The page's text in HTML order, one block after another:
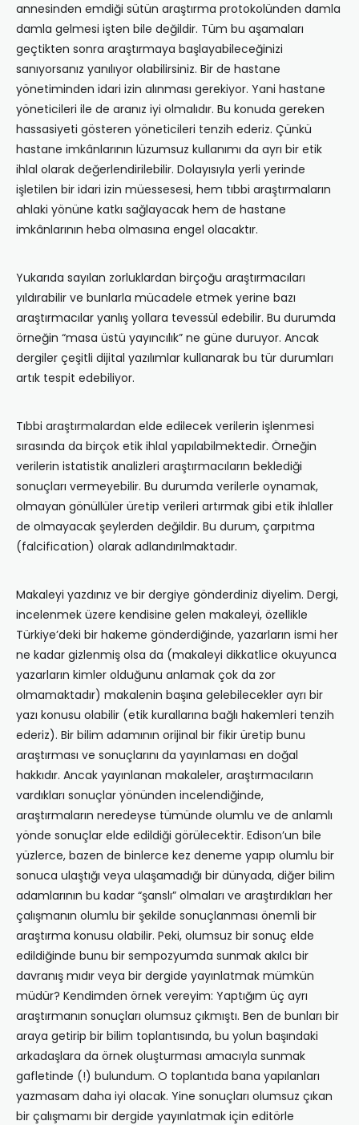
annesinden emdiği sütün araştırma protokolünden damla
damla gelmesi işten bile değildir. Tüm bu aşamaları
geçtikten sonra araştırmaya başlayabileceğinizi
sanıyorsanız yanılıyor olabilirsiniz. Bir de hastane
yönetiminden idari izin alınması gerekiyor. Yani hastane
yöneticileri ile de aranız iyi olmalıdır. Bu konuda gereken
hassasiyeti gösteren yöneticileri tenzih ederiz. Çünkü
hastane imkânlarının lüzumsuz kullanımı da ayrı bir etik
ihlal olarak değerlendirilebilir. Dolayısıyla yerli yerinde
işletilen bir idari izin müessesesi, hem tıbbi araştırmaların
ahlaki yönüne katkı sağlayacak hem de hastane
imkânlarının heba olmasına engel olacaktır.
Yukarıda sayılan zorluklardan birçoğu araştırmacıları
yıldırabilir ve bunlarla mücadele etmek yerine bazı
araştırmacılar yanlış yollara tevessül edebilir. Bu durumda
örneğin “masa üstü yayıncılık” ne güne duruyor. Ancak
dergiler çeşitli dijital yazılımlar kullanarak bu tür durumları
artık tespit edebiliyor.
Tıbbi araştırmalardan elde edilecek verilerin işlenmesi
sırasında da birçok etik ihlal yapılabilmektedir. Örneğin
verilerin istatistik analizleri araştırmacıların beklediği
sonuçları vermeyebilir. Bu durumda verilerle oynamak,
olmayan gönüllüler üretip verileri artırmak gibi etik ihlaller
de olmayacak şeylerden değildir. Bu durum, çarpıtma
(falcification) olarak adlandırılmaktadır.
Makaleyi yazdınız ve bir dergiye gönderdiniz diyelim. Dergi,
incelenmek üzere kendisine gelen makaleyi, özellikle
Türkiye’deki bir hakeme gönderdiğinde, yazarların ismi her
ne kadar gizlenmiş olsa da (makaleyi dikkatlice okuyunca
yazarların kimler olduğunu anlamak çok da zor
olmamaktadır) makalenin başına gelebilecekler ayrı bir
yazı konusu olabilir (etik kurallarına bağlı hakemleri tenzih
ederiz). Bir bilim adamının orijinal bir fikir üretip bunu
araştırması ve sonuçlarını da yayınlaması en doğal
hakkıdır. Ancak yayınlanan makaleler, araştırmacıların
vardıkları sonuçlar yönünden incelendiğinde,
araştırmaların neredeyse tümünde olumlu ve de anlamlı
yönde sonuçlar elde edildiği görülecektir. Edison’un bile
yüzlerce, bazen de binlerce kez deneme yapıp olumlu bir
sonuca ulaştığı veya ulaşamadığı bir dünyada, diğer bilim
adamlarının bu kadar “şanslı” olmaları ve araştırdıkları her
çalışmanın olumlu bir şekilde sonuçlanması önemli bir
araştırma konusu olabilir. Peki, olumsuz bir sonuç elde
edildiğinde bunu bir sempozyumda sunmak akılcı bir
davranış mıdır veya bir dergide yayınlatmak mümkün
müdür? Kendimden örnek vereyim: Yaptığım üç ayrı
araştırmanın sonuçları olumsuz çıkmıştı. Ben de bunları bir
araya getirip bir bilim toplantısında, bu yolun başındaki
arkadaşlara da örnek oluşturması amacıyla sunmak
gafletinde (!) bulundum. O toplantıda bana yapılanları
yazmasam daha iyi olacak. Yine sonuçları olumsuz çıkan
bir çalışmamı bir dergide yayınlatmak için editörle